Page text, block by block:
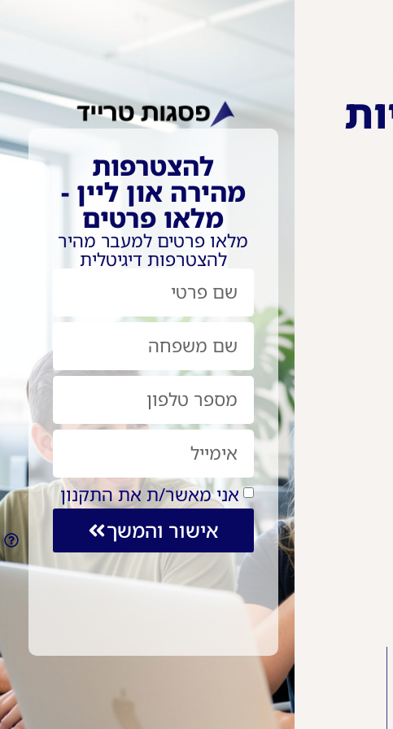
להצטרפות
מהירה און ליין -
מלאו פרטים
מלאו פרטים למעבר מהיר
להצטרפות דיגיטלית
אני מאשר/ת את התקנון
אישור והמשך